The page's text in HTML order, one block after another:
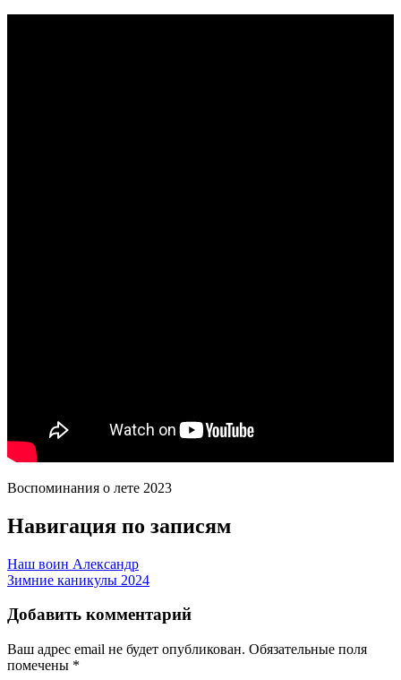
Воспоминания о лете 2023
Навигация по записям
Наш воин Александр
Зимние каникулы 2024
Добавить комментарий
Ваш адрес email не будет опубликован. Обязательные поля
помечены *